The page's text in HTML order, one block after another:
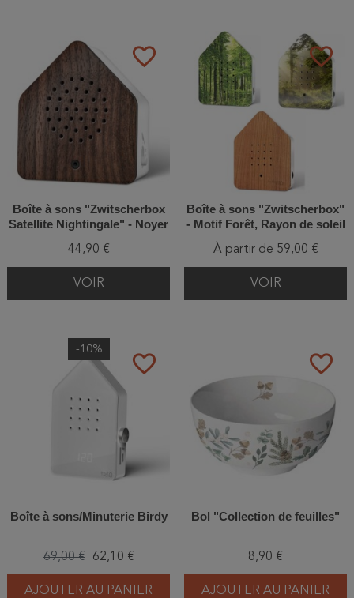
favorite_border
Boîte à sons "Zwitscherbox
Satellite Nightingale" - Noyer
44,90 €
VOIR
favorite_border
Boîte à sons "Zwitscherbox"
- Motif Forêt, Rayon de soleil
ou en bois de Cerisier
À partir de 59,00 €
VOIR
favorite_border
-10%
Boîte à sons/Minuterie Birdy
69,00 € 62,10 €
AJOUTER AU PANIER
favorite_border
Bol "Collection de feuilles"
8,90 €
AJOUTER AU PANIER